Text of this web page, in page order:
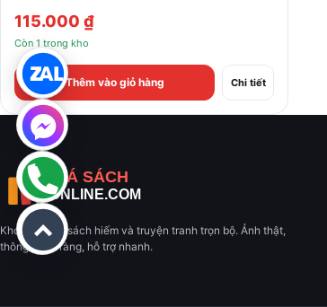
115.000 ₫
Còn 1 trong kho
Thêm vào giỏ hàng Chi tiết
Kho sách cũ, sách hiếm và truyện tranh trọn bộ. Ảnh thật,
thông tin rõ ràng, hỗ trợ nhanh.